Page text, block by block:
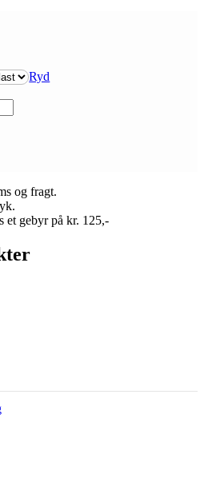
Ryd
og fragt.
et gebyr på kr. 125,-